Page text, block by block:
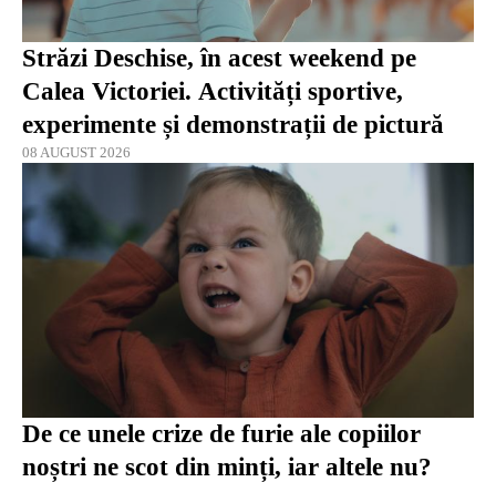
Străzi Deschise, în acest weekend pe
Calea Victoriei. Activități sportive,
experimente și demonstrații de pictură
08 AUGUST 2026
De ce unele crize de furie ale copiilor
noștri ne scot din minți, iar altele nu?